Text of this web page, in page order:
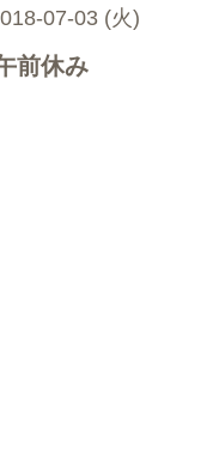
07-03 (火)
前休み